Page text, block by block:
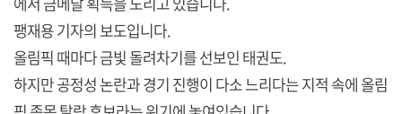
팽재용 기자의 보도입니다.
올림픽 때마다 금빛 돌려차기를 선보인 태권도.
하지만 공정성 논란과 경기 진행이 다소 느리다는 지적 속에 올림